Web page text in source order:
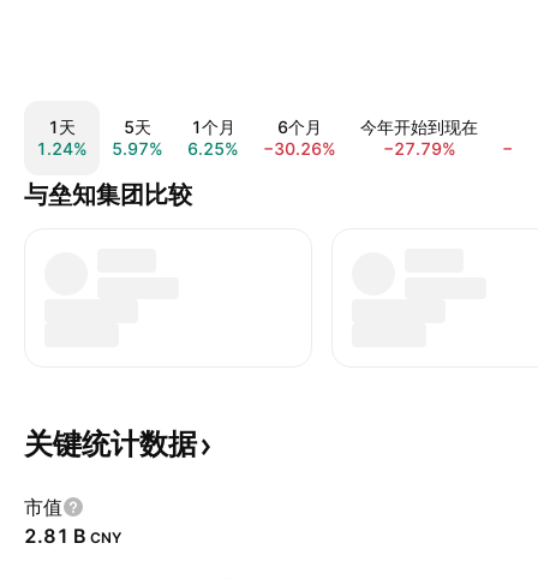
1天
1.24%
5天
5.97%
1个月
6.25%
6个月
−30.26%
今年开始到现在
−27.79%
与垒知集团比较
关键统计数据
市值
‪2.81 B‬ CNY